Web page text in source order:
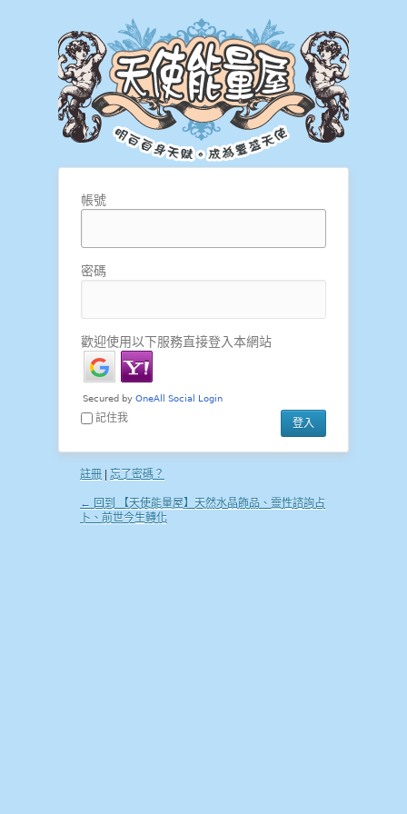
帳號
密碼
歡迎使用以下服務直接登入本網站
記住我
註冊 忘了密碼？
← 回到 【天使能量屋】天然水晶飾品、靈性諮詢占
卜、前世今生轉化